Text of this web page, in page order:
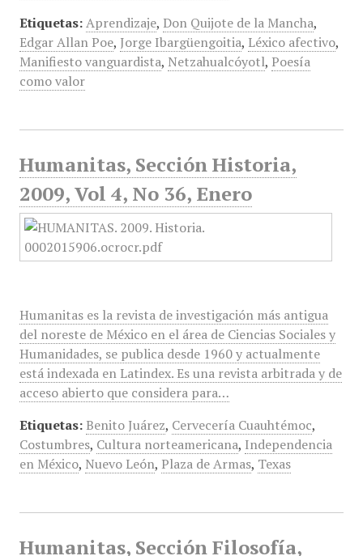
Etiquetas: Aprendizaje, Don Quijote de la Mancha,
Edgar Allan Poe, Jorge Ibargüengoitia, Léxico afectivo,
Manifiesto vanguardista, Netzahualcóyotl, Poesía
como valor
Humanitas, Sección Historia,
2009, Vol 4, No 36, Enero
Humanitas es la revista de investigación más antigua
del noreste de México en el área de Ciencias Sociales y
Humanidades, se publica desde 1960 y actualmente
está indexada en Latindex. Es una revista arbitrada y de
acceso abierto que considera para…
Etiquetas: Benito Juárez, Cervecería Cuauhtémoc,
Costumbres, Cultura norteamericana, Independencia
en México, Nuevo León, Plaza de Armas, Texas
Humanitas, Sección Filosofía,